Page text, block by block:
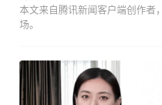
本文来自腾讯新闻客户端创作者
场。